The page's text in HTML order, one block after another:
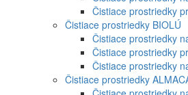
Čistiace prostriedky
Čistiace prostriedky BIOLÚ
Čistiace prostriedky
Čistiace prostriedky
Čistiace prostriedky
Čistiace prostriedky